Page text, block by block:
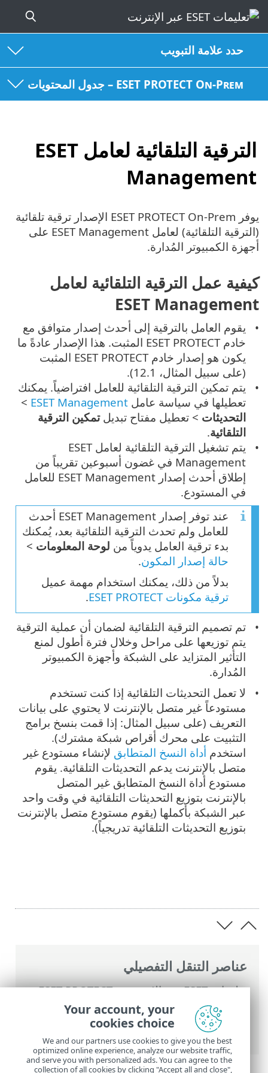
حدد علامة التبويب
ESET PROTECT On-Prem – جدول المحتويات
الترقية التلقائية لعامل ESET
Management
عناصر التنقل التفصيلي
تعليمات ESET عبر الإنترنت >
ESET PROTECT
On-Prem
استخدام ‎ESET PROTECT On-
Prem
>تحديثات تلقائية > الترقية التلقائية
لعامل ESET Management
يوفر ESET PROTECT On-Prem الإصدار ترقية تلقائية
(الترقية التلقائية) لعامل ESET Management على
أجهزة الكمبيوتر المُدارة.
كيفية عمل الترقية التلقائية لعامل
ESET Management
يقوم العامل بالترقية إلى أحدث إصدار متوافق مع
خادم ESET PROTECT المثبت. هذا الإصدار عادةً ما
يكون هو إصدار خادم ESET PROTECT المثبت
(على سبيل المثال، 12.1).
يتم تمكين الترقية التلقائية للعامل افتراضياً. يمكنك
تعطيلها في سياسة عاملESET Management
>
التحديثات > تعطيل مفتاح تبديلتمكين الترقية
التلقائية.
يتم تشغيل الترقية التلقائية لعامل ESET
Management في غضون أسبوعين تقريباً من
إطلاق أحدث إصدار ESET Management للعامل
في المستودع.
عند توفر إصدار ESET Management أحدث
للعامل ولم تحدث الترقية التلقائية بعد، يُمكنك
بدء ترقية العامل يدوياً من لوحة المعلومات >
حالة إصدار المكون.
بدلاً من ذلك، يمكنك استخدام مهمة عميل
ترقية مكونات ESET PROTECT
.
تم تصميم الترقية التلقائية لضمان أن عملية الترقية
يتم توزيعها على مراحل وخلال فترة أطول لمنع
التأثير المتزايد على الشبكة وأجهزة الكمبيوتر
المُدارة.
لا تعمل التحديثات التلقائية إذا كنت تستخدم
مستودعاً غير متصل بالإنترنت لا يحتوي على بيانات
التعريف (على سبيل المثال: إذا قمت بنسخ برامج
التثبيت على محرك أقراص شبكة مشترك).
استخدم أداة النسخ المتطابق لإنشاء مستودع غير
متصل بالإنترنت يدعم التحديثات التلقائية. يقوم
مستودع أداة النسخ المتطابق غير المتصل
بالإنترنت بتوزيع التحديثات التلقائية في وقت واحد
عبر الشبكة بأكملها (يقوم مستودع متصل بالإنترنت
بتوزيع التحديثات التلقائية تدريجياً).
Your account, your
cookies choice
We and our partners use cookies to give you the best
optimized online experience, analyze our website traffic,
and serve you with personalized ads. You can agree to the
collection of all cookies by clicking "Accept all and close",